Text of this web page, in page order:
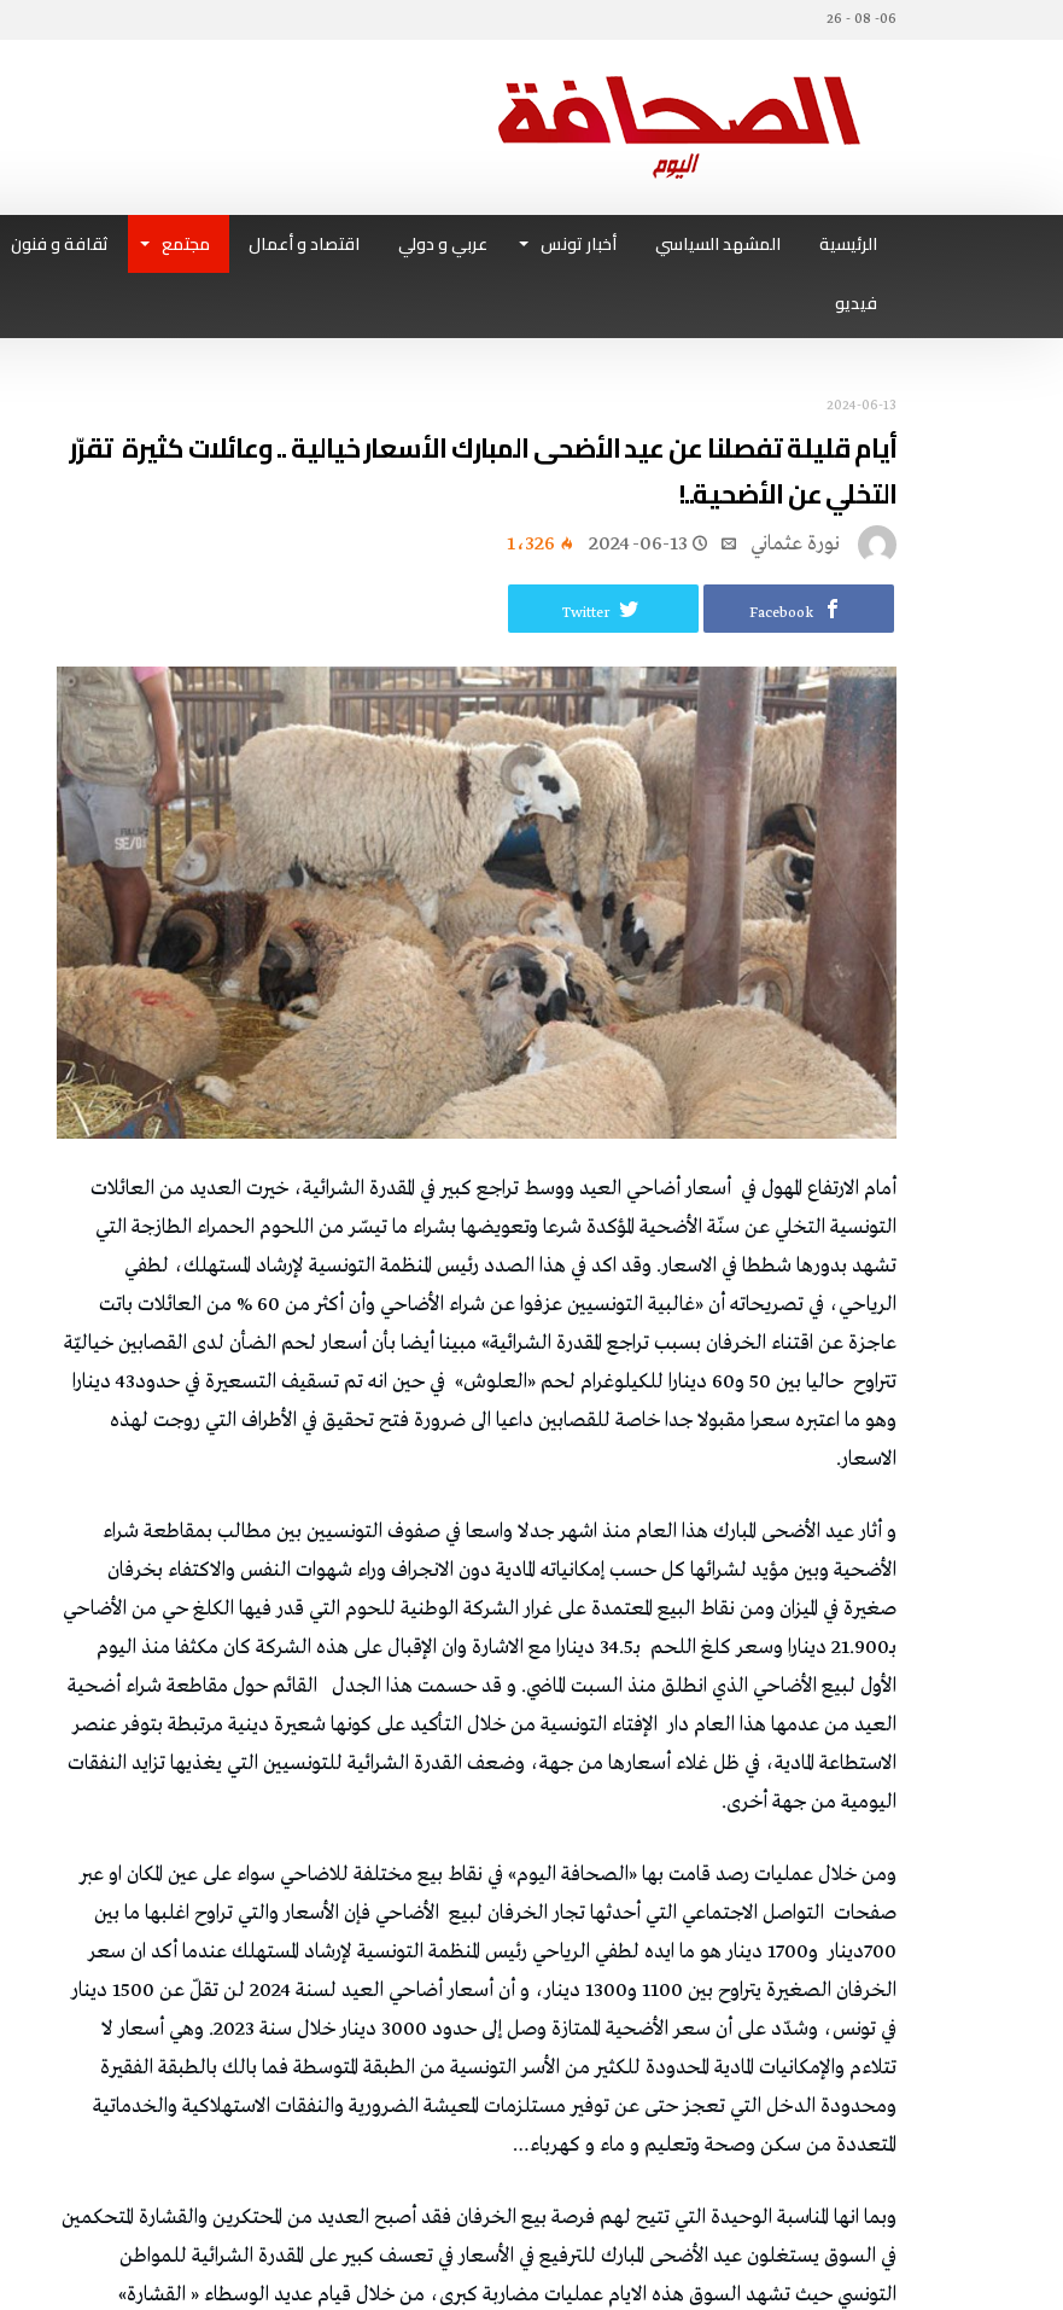
06- 08 - 26
الرئيسية المشهد السياسي أخبار تونس عربي و دولي اقتصاد و أعمال مجتمع ثقافة و فنون
فيديو
2024-06-13
أيام قليلة تفصلنا عن عيد الأضحى المبارك الأسعار خيالية .. وعائلات كثيرة تقرّر
التخلي عن الأضحية..!
نورة‭ ‬عثماني‭ 2024-06-13 1٬326
Facebook
Twitter
أمام الارتفاع المهول في أسعار أضاحي العيد ووسط تراجع كبير في المقدرة الشرائية، خيرت العديد من العائلات
التونسية التخلي عن سنّة الأضحية المؤكدة شرعا وتعويضها بشراء ما تيسّر من اللحوم الحمراء الطازجة التي
تشهد بدورها شططا في الاسعار. وقد اكد في هذا الصدد رئيس المنظمة التونسية لإرشاد المستهلك، لطفي
الرياحي، في تصريحاته أن «غالبية التونسيين عزفوا عن شراء الأضاحي وأن أكثر من 60 % من العائلات باتت
عاجزة عن اقتناء الخرفان بسبب تراجع المقدرة الشرائية» مبينا أيضا بأن أسعار لحم الضأن لدى القصابين خياليّة
تتراوح حاليا بين 50 و60 دينارا للكيلوغرام لحم «العلوش»
في حين انه تم تسقيف التسعيرة في حدود43 دينارا
وهو ما اعتبره سعرا مقبولا جدا خاصة للقصابين داعيا الى ضرورة فتح تحقيق في الأطراف التي روجت لهذه
الاسعار.
و أثار عيد الأضحى المبارك هذا العام منذ اشهر جدلا واسعا في صفوف التونسيين بين مطالب بمقاطعة شراء
الأضحية وبين مؤيد لشرائها كل حسب إمكانياته المادية دون الانجراف وراء شهوات النفس والاكتفاء بخرفان
صغيرة في الميزان ومن نقاط البيع المعتمدة على غرار الشركة الوطنية للحوم التي قدر فيها الكلغ حي من الأضاحي
بـ21.900 دينارا وسعر كلغ اللحم
بـ34.5 دينارا مع الاشارة وان الإقبال على هذه الشركة كان مكثفا منذ اليوم
الأول لبيع الأضاحي الذي انطلق منذ السبت الماضي. و قد حسمت هذا الجدل
القائم حول مقاطعة شراء أضحية
العيد من عدمها هذا العام دار الإفتاء التونسية من خلال التأكيد على كونها شعيرة دينية مرتبطة بتوفر عنصر
الاستطاعة المادية، في ظل غلاء أسعارها من جهة، وضعف القدرة الشرائية للتونسيين التي يغذيها تزايد النفقات
اليومية من جهة أخرى.
ومن خلال عمليات رصد قامت بها «الصحافة اليوم» في نقاط بيع مختلفة للاضاحي سواء على عين المكان او عبر
صفحات التواصل الاجتماعي التي أحدثها تجار الخرفان لبيع الأضاحي فإن الأسعار والتي تراوح اغلبها ما بين
700دينار
و1700 دينار هو ما ايده لطفي الرياحي رئيس المنظمة التونسية لإرشاد المستهلك عندما أكد ان سعر
الخرفان الصغيرة يتراوح بين 1100 و1300 دينار، و أن أسعار أضاحي العيد لسنة 2024 لن تقلّ عن 1500 دينار
في تونس، وشدّد على أن سعر الأضحية الممتازة وصل إلى حدود 3000 دينار خلال سنة 2023. وهي أسعار لا
تتلاءم والإمكانيات المادية المحدودة للكثير من الأسر التونسية من الطبقة المتوسطة فما بالك بالطبقة الفقيرة
ومحدودة الدخل التي تعجز حتى عن توفير مستلزمات المعيشة الضرورية والنفقات الاستهلاكية والخدماتية
المتعددة من سكن وصحة وتعليم و ماء و كهرباء…
وبما انها المناسبة الوحيدة التي تتيح لهم فرصة بيع الخرفان فقد أصبح العديد من المحتكرين والقشارة المتحكمين
في السوق يستغلون عيد الأضحى المبارك للترفيع في الأسعار في تعسف كبير على المقدرة الشرائية للمواطن
التونسي حيث تشهد السوق هذه الايام عمليات مضاربة كبرى، من خلال قيام عديد الوسطاء « القشارة»